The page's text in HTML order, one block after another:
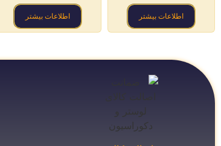
اطلاعات بیشتر اطلاعات بیشتر